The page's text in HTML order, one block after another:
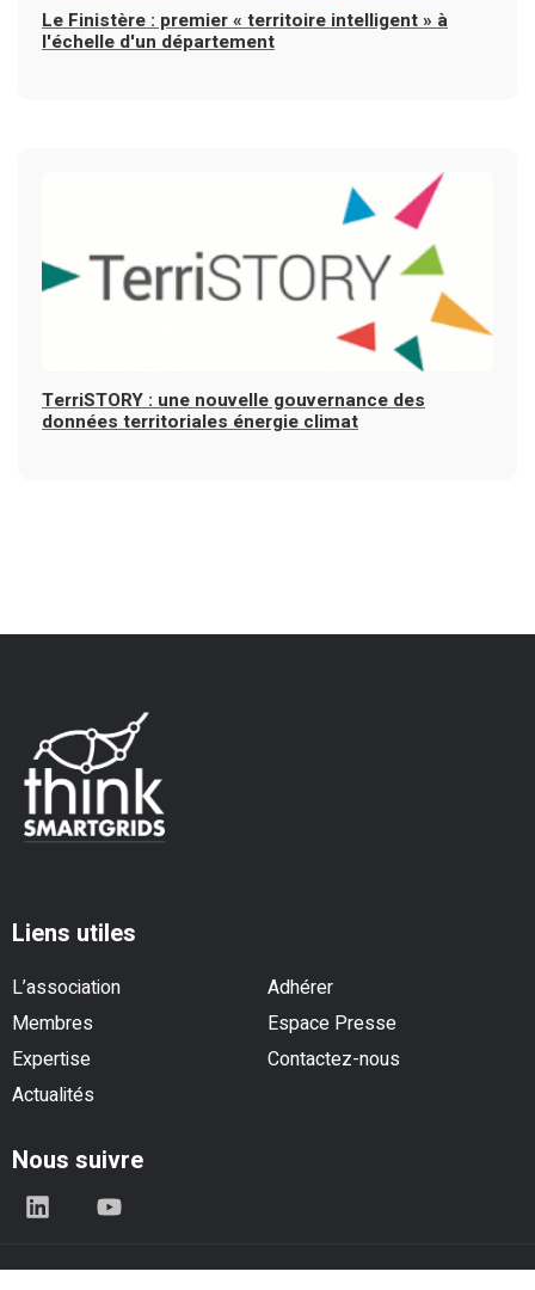
Le Finistère : premier « territoire intelligent » à
l'échelle d'un département
TerriSTORY : une nouvelle gouvernance des
données territoriales énergie climat
Liens utiles
L’association
Adhérer
Membres
Espace Presse
Expertise
Contactez-nous
Actualités
Nous suivre